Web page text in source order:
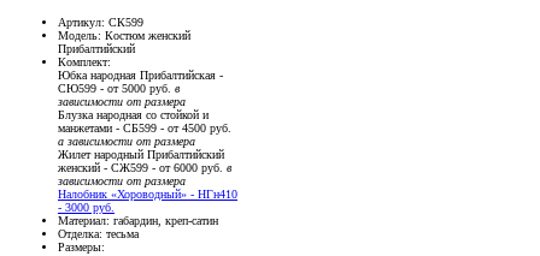
Артикул: СК599
Модель: Костюм женский
Прибалтийский
Комплект:
Юбка народная Прибалтийская -
СЮ599 - от 5000 руб. в
зависимости от размера
Блузка народная со стойкой и
манжетами - СБ599 - от 4500 руб.
а зависимости от размера
Жилет народный Прибалтийский
женский - СЖ599 - от 6000 руб. в
зависимости от размера
Налобник «Хороводный» - НГн410
- 3000 руб.
Материал: габардин, креп-сатин
Отделка: тесьма
Размеры: